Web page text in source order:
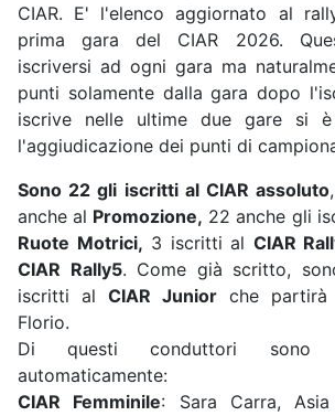
CIAR. E' l'elenco aggiornato al
prima gara del CIAR 2026.
iscriversi ad ogni gara ma
punti solamente dalla gara dopo
iscrive nelle ultime due gare si
l'aggiudicazione dei punti di
Sono 22 gli iscritti al CIAR assoluto
anche al Promozione, 22 anche gli
Ruote Motrici, 3 iscritti al CIAR
CIAR Rally5. Come già scritto,
iscritti al CIAR Junior che partirà
Florio.
Di questi conduttori sono
automaticamente:
CIAR Femminile: Sara Carra,